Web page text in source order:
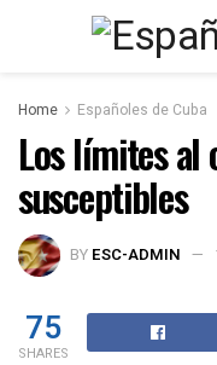
Home Españoles de Cuba
Los límites al
susceptibles
BY ESC-ADMIN
75
SHARES